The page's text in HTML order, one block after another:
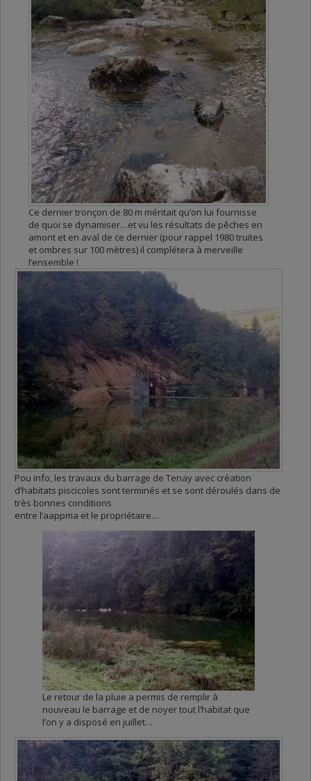
Ce dernier tronçon de 80 m méritait qu’on lui fournisse
de quoi se dynamiser…et vu les résultats de pêches en
amont et en aval de ce dernier (pour rappel 1980 truites
et ombres sur 100 mètres) il complétera à merveille
l’ensemble !
Pou info, les travaux du barrage de Tenay avec création
d’habitats piscicoles sont terminés et se sont déroulés dans de
très bonnes conditions
entre l’aappma et le propriétaire…
Le retour de la pluie a permis de remplir à
nouveau le barrage et de noyer tout l’habitat que
l’on y a disposé en juillet…